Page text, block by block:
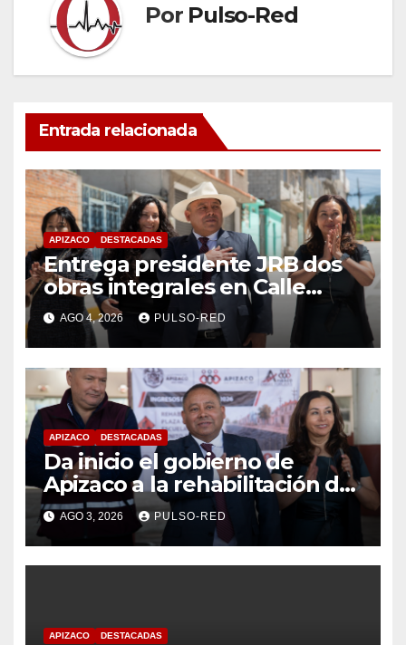
Por Pulso-Red
Entrada relacionada
APIZACO DESTACADAS
Entrega presidente JRB dos
obras integrales en Calle
Revolución, en Cerrito de
Guadalupe
AGO 4, 2026 PULSO-RED
APIZACO DESTACADAS
Da inicio el gobierno de
Apizaco a la rehabilitación de
plaza cívica y drenaje pluvial
en la Escuela Primaria Benito
Juárez
AGO 3, 2026 PULSO-RED
APIZACO DESTACADAS